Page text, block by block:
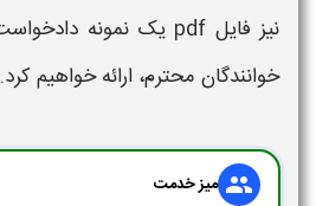
نیز فایل pdf یک نمونه دادخواست
خوانندگان محترم، ارائه خواهیم کرد.
group میز خدمت